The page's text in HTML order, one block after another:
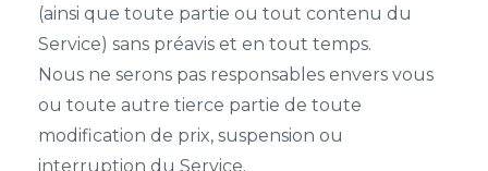
(ainsi que toute partie ou tout contenu du
Service) sans préavis et en tout temps.
Nous ne serons pas responsables envers vous
ou toute autre tierce partie de toute
modification de prix, suspension ou
interruption du Service.